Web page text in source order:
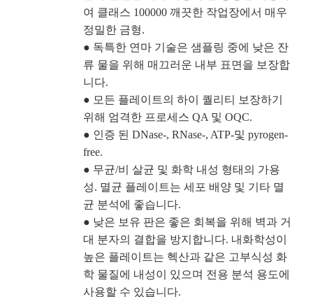
여 클래스 100000 깨끗한 작업장에서 매우
정밀한 금형.
● 독특한 연마 기술은 샘플링 중에 낮은 잔
류 물을 위해 매끄러운 내부 표면을 보장합
니다.
● 모든 플레이트의 하이 퀄리티 보장하기
위해 엄격한 프로세스 QA 및 OQC.
● 인증 된 DNase-, RNase-, ATP-및 pyrogen-
free.
● 무균/비 살균 및 화학 내성 형태의 가용
성. 멸균 플레이트는 세포 배양 및 기타 멸
균 분석에 좋습니다.
● 낮은 보유 판은 좋은 회복을 위해 벽과 거
대 분자의 결합을 방지합니다. 내화학성이
높은 플레이트는 헥산과 같은 고부식성 화
학 물질에 내성이 있으며 전용 분석 용도에
사용할 수 있습니다.